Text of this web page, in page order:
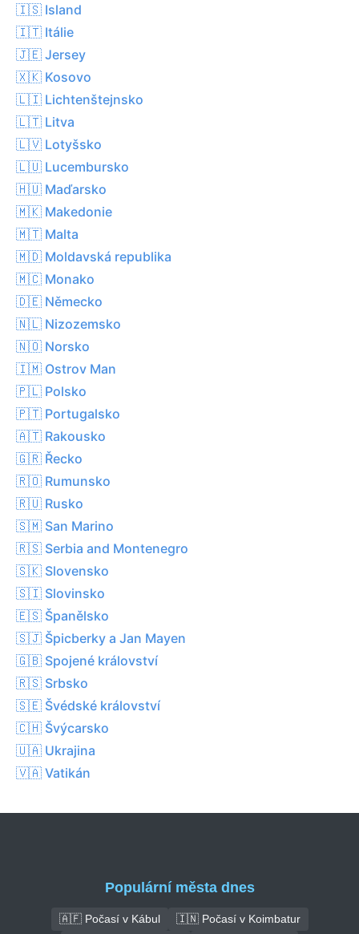
🇮🇸 Island
🇮🇹 Itálie
🇯🇪 Jersey
🇽🇰 Kosovo
🇱🇮 Lichtenštejnsko
🇱🇹 Litva
🇱🇻 Lotyšsko
🇱🇺 Lucembursko
🇭🇺 Maďarsko
🇲🇰 Makedonie
🇲🇹 Malta
🇲🇩 Moldavská republika
🇲🇨 Monako
🇩🇪 Německo
🇳🇱 Nizozemsko
🇳🇴 Norsko
🇮🇲 Ostrov Man
🇵🇱 Polsko
🇵🇹 Portugalsko
🇦🇹 Rakousko
🇬🇷 Řecko
🇷🇴 Rumunsko
🇷🇺 Rusko
🇸🇲 San Marino
🇷🇸 Serbia and Montenegro
🇸🇰 Slovensko
🇸🇮 Slovinsko
🇪🇸 Španělsko
🇸🇯 Špicberky a Jan Mayen
🇬🇧 Spojené království
🇷🇸 Srbsko
🇸🇪 Švédské království
🇨🇭 Švýcarsko
🇺🇦 Ukrajina
🇻🇦 Vatikán
Populární města dnes
🇦🇫 Počasí v Kábul
🇮🇳 Počasí v Koimbatur